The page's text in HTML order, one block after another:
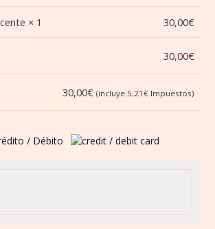
× 1 30,00€
30,00€
30,00€ (incluye 5,21 € Impuestos)
/ Débito